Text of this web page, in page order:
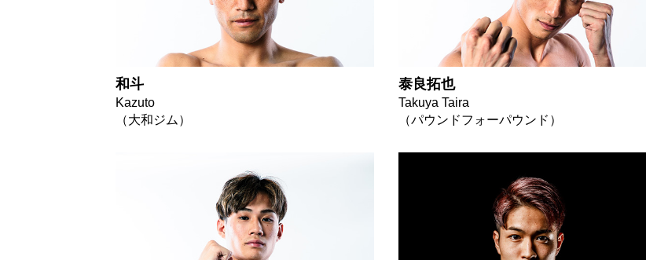
和斗
Kazuto
（大和ジム）
泰良拓也
Takuya Taira
（パウンドフォーパウンド）